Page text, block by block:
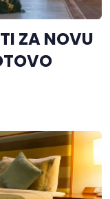
ZA NOVU